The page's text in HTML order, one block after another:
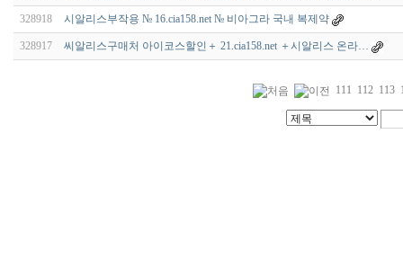
328918 시알리스부작용 № 16.cia158.net № 비아그라 국내 복제약
328917 씨알리스구매처 아이코스할인＋ 21.cia158.net ＋시알리스 온라…
111 112 113